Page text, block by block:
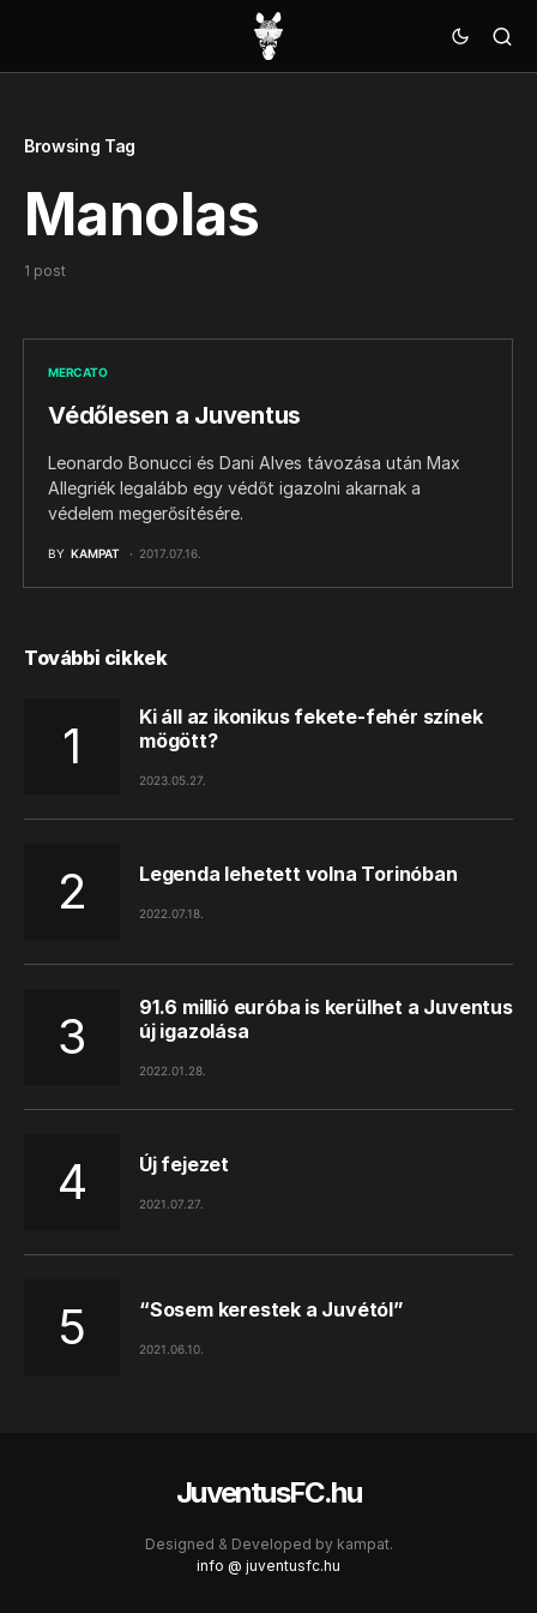
Browsing Tag
Manolas
1 post
MERCATO
Védőlesen a Juventus
Leonardo Bonucci és Dani Alves távozása után Max
Allegriék legalább egy védőt igazolni akarnak a
védelem megerősítésére.
BY KAMPAT 2017.07.16.
További cikkek
Ki áll az ikonikus fekete-fehér színek
mögött?
2023.05.27.
Legenda lehetett volna Torinóban
2022.07.18.
91.6 millió euróba is kerülhet a Juventus
új igazolása
2022.01.28.
Új fejezet
2021.07.27.
“Sosem kerestek a Juvétól”
2021.06.10.
JuventusFC.hu
Designed & Developed by kampat.
info @ juventusfc.hu